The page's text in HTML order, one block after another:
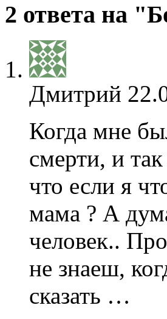
2 ответа на
Дмитрий
Когда мне
смерти, и
что если я
мама ? А
человек..
не знаеш,
сказать …